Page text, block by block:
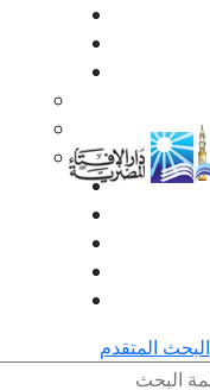
البحث المتقدم